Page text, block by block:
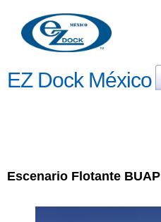
EZ Dock México
Escenario Flotante BUAP